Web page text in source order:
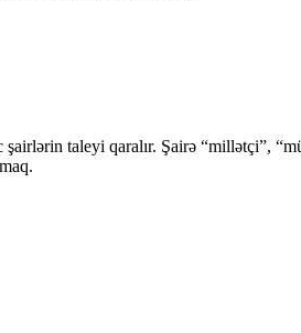
taleyi qaralır. Şairə “millətçi”,